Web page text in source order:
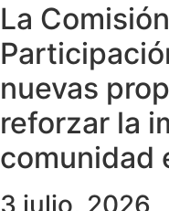
La
nuevas
reforzar la
comunidad